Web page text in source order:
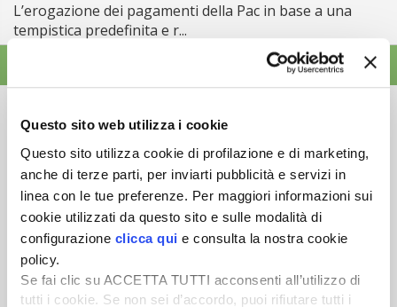
Questo sito web utilizza i cookie
Questo sito utilizza cookie di profilazione e di marketing,
anche di terze parti, per inviarti pubblicità e servizi in
linea con le tue preferenze. Per maggiori informazioni sui
cookie utilizzati da questo sito e sulle modalità di
configurazione clicca qui e consulta la nostra cookie
policy.
Se fai clic su ACCETTA TUTTI acconsenti all’utilizzo di
tutti i cookie. Se non sei d’accordo, puoi rifiutare tutti i
L’erogazione dei pagamenti della Pac in base a una
tempistica predefinita e r...
Newsletter
Scopri un servizio d'informazione di alta qualità. Tagliato sulle tue
esigenze.